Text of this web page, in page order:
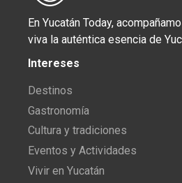
En Yucatán Today,
viva la auténtica esencia de
Intereses
Destinos
Gastronomía
Cultura y tradiciones
Eventos y Actividades
Vivir en Yucatán